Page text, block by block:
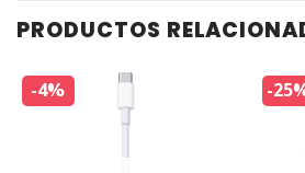
PRODUCTOS
-4% -